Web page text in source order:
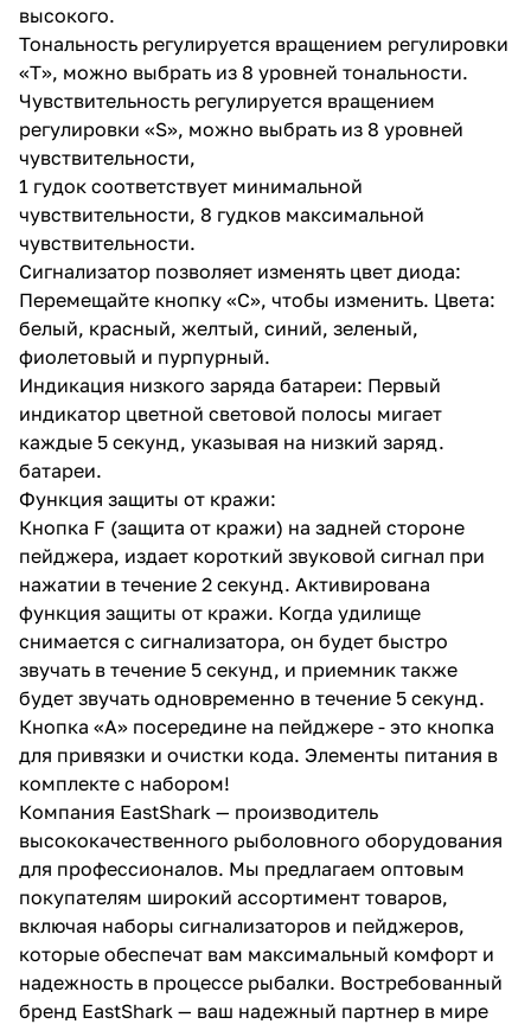
максимальной
чувствительности.
Сигнализатор позволяет
изменять цвет диода:
Перемещайте кнопку «C»,
чтобы изменить. Цвета: белый,
красный, желтый, синий,
зеленый, фиолетовый и
пурпурный. Индикация низкого
заряда батареи: Первый
индикатор цветной световой
полосы мигает каждые 5
секунд, указывая на низкий
заряд. батареи. Функция
защиты от кражи: Кнопка F
(защита от кражи) на задней
стороне пейджера, издает
короткий звуковой сигнал при
нажатии в течение 2 секунд.
Активирована функция защиты
от кражи. Когда удилище
снимается с сигнализатора, он
будет быстро звучать в течение
5 секунд, и приемник также
будет звучать одновременно в
течение 5 секунд. Кнопка «A»
посередине на пейджере - это
кнопка для привязки и очистки
кода. Элементы питания в
комплекте с набором!
Компания EastShark —
производитель
высококачественного
рыболовного оборудования для
профессионалов. Мы
предлагаем оптовым
покупателям широкий
ассортимент товаров, включая
наборы сигнализаторов и
пейджеров, которые обеспечат
вам максимальный комфорт и
надежность в процессе
рыбалки. Востребованный
бренд EastShark — ваш
надежный партнер в мире
рыболовных технологий.
высокого.
Тональность регулируется вращением регулировки
«T», можно выбрать из 8 уровней тональности.
Чувствительность регулируется вращением
регулировки «S», можно выбрать из 8 уровней
чувствительности,
1 гудок соответствует минимальной
чувствительности, 8 гудков максимальной
чувствительности.
Сигнализатор позволяет изменять цвет диода:
Перемещайте кнопку «C», чтобы изменить. Цвета:
белый, красный, желтый, синий, зеленый,
фиолетовый и пурпурный.
Индикация низкого заряда батареи: Первый
индикатор цветной световой полосы мигает
каждые 5 секунд, указывая на низкий заряд.
батареи.
Функция защиты от кражи:
Кнопка F (защита от кражи) на задней стороне
пейджера, издает короткий звуковой сигнал при
нажатии в течение 2 секунд. Активирована
функция защиты от кражи. Когда удилище
снимается с сигнализатора, он будет быстро
звучать в течение 5 секунд, и приемник также
будет звучать одновременно в течение 5 секунд.
Кнопка «A» посередине на пейджере - это кнопка
для привязки и очистки кода. Элементы питания в
комплекте с набором!
Компания EastShark — производитель
высококачественного рыболовного оборудования
для профессионалов. Мы предлагаем оптовым
покупателям широкий ассортимент товаров,
включая наборы сигнализаторов и пейджеров,
которые обеспечат вам максимальный комфорт и
надежность в процессе рыбалки. Востребованный
бренд EastShark — ваш надежный партнер в мире